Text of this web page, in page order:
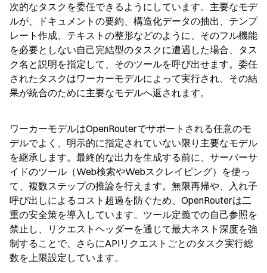
次的なタスクを委任できるようにしています。主要なモデ
ルが、ドキュメントの要約、構造化データの抽出、テンプ
レート作成、テキストの整形などのように、そのフル機能
を必要としない自己完結型のタスクに遭遇した場合、タス
ク名と説明を指定して、そのツールを呼び出せます。委任
されたタスクはワーカーモデルによって実行され、その結
果が統合のために主要なモデルへ返されます。
ワーカーモデルはOpenRouterでサポートされる任意のモ
デルでよく、明示的に指定されていない限り主要なモデル
を継承します。最終的な出力を生成する前に、サーバーサ
イドのツール（Web検索やWebスクレイピング）を使っ
て、複数ステップの推論を行えます。無限再帰や、入れ子
呼び出しによるコスト超過を防ぐため、OpenRouterは二
重の安全策を導入しています。ツール定義での自己参照を
禁止し、リクエストヘッダーを通じて最大ネスト深度を強
制することで、さらにAPIリクエストごとのタスク実行総
数を上限設定しています。